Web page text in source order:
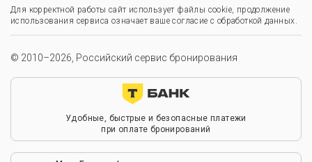
Для корректной работы сайт использует файлы cookie, продолжение
использования сервиса означает ваше согласие с обработкой данных.
© 2010–2026, Российский сервис бронирования
Удобные, быстрые и безопасные платежи
при оплате бронирований